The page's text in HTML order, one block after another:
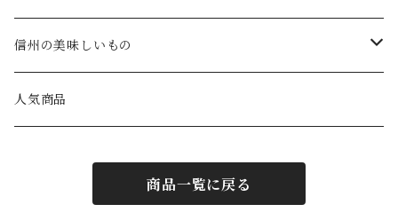
食べもの
ブルーベリーコンポート
飲みもの
ミネラルウォーター
作務衣・パジャマ
信州の美味しいもの
食べもの
人気商品
商品一覧に戻る